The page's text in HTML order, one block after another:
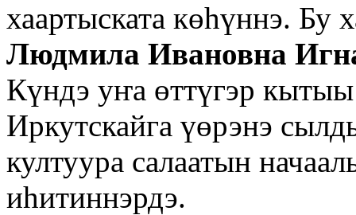
хаартыската көһүннэ. Бу
Людмила Ивановна
Күндэ уҥа өттүгэр
Иркутскайга үөрэнэ
култуура салаатын
иһитиннэрдэ.